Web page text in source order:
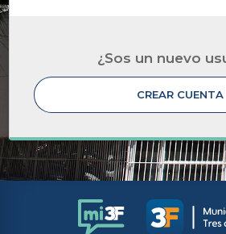
¿Sos un nuevo
CREAR CUENTA